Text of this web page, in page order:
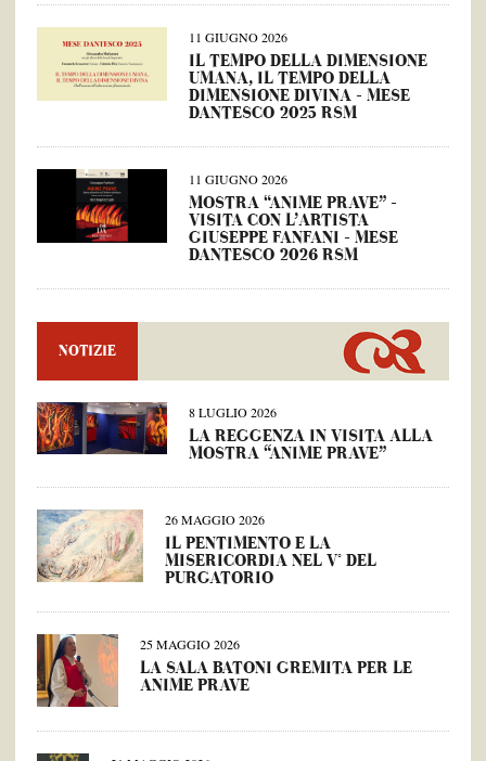
11 GIUGNO 2026
IL TEMPO DELLA DIMENSIONE
UMANA, IL TEMPO DELLA
DIMENSIONE DIVINA – MESE
DANTESCO 2025 RSM
11 GIUGNO 2026
MOSTRA “ANIME PRAVE” –
VISITA CON L’ARTISTA
GIUSEPPE FANFANI – MESE
DANTESCO 2026 RSM
NOTIZIE
8 LUGLIO 2026
LA REGGENZA IN VISITA ALLA
MOSTRA “ANIME PRAVE”
26 MAGGIO 2026
IL PENTIMENTO E LA
MISERICORDIA NEL V° DEL
PURGATORIO
25 MAGGIO 2026
LA SALA BATONI GREMITA PER LE
ANIME PRAVE